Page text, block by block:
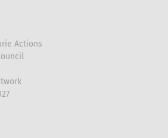
Actions